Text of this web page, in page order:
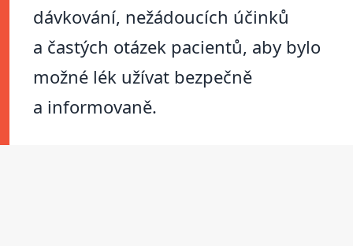
dávkování, nežádoucích účinků
a častých otázek pacientů, aby bylo
možné lék užívat bezpečně
a informovaně.